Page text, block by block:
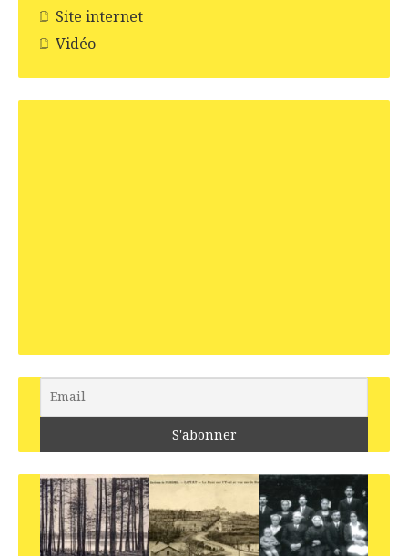
Site internet
Vidéo